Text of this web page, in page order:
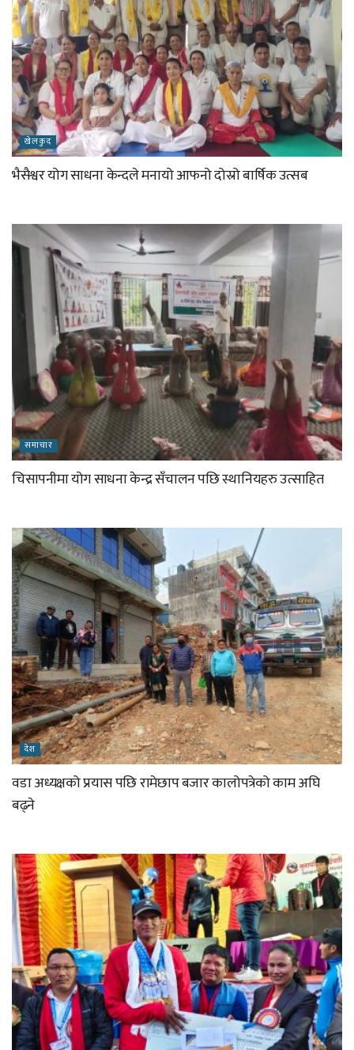
खेलकुद
भैसैश्वर योग साधना केन्दले मनायो आफनो दोस्रो बार्षिक उत्सब
समाचार
चिसापनीमा योग साधना केन्द्र सँचालन पछि स्थानियहरु उत्साहित
देश
वडा अध्यक्षको प्रयास पछि रामेछाप बजार कालोपत्रेको काम अघि
बढ्ने